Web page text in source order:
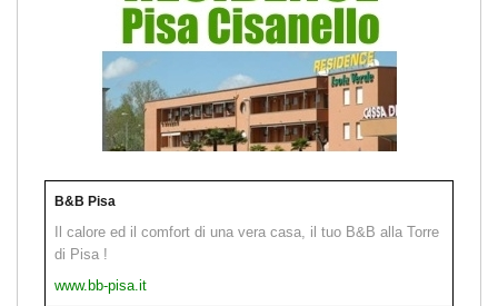
B&B Pisa
Il calore ed il comfort di una vera casa, il tuo B&B alla Torre
di Pisa !
www.bb-pisa.it